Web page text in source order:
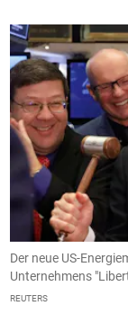
Der neue US-
Unternehmens
REUTERS